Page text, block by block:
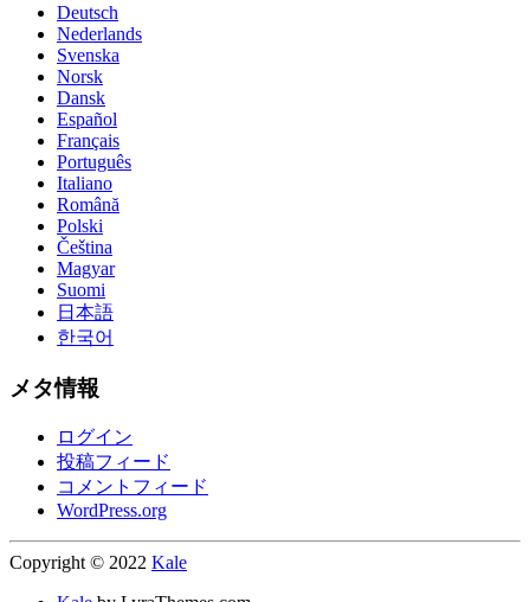
Deutsch
Nederlands
Svenska
Norsk
Dansk
Español
Français
Português
Italiano
Română
Polski
Čeština
Magyar
Suomi
日本語
한국어
メタ情報
ログイン
投稿フィード
コメントフィード
WordPress.org
Copyright © 2022 Kale